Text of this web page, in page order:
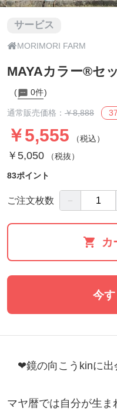
サービス
MORIMORI FARM
MAYAカラー®セ
0件
通常販売価格： ￥8,888
￥5,555 （税込）
￥5,050（税抜）
83ポイント
ご注文枚数 －
カ
今
❤鏡の向こうkinに出
マヤ暦では自分が生ま